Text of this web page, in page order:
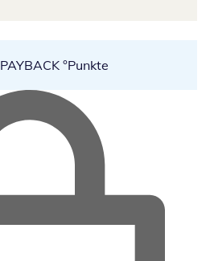
PAYBACK °Punkte